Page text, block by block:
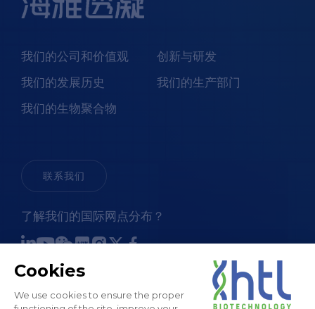
我们的公司和价值观
我们的发展历史
我们的生物聚合物
创新与研发
我们的生产部门
联系我们
了解我们的国际网点分布？